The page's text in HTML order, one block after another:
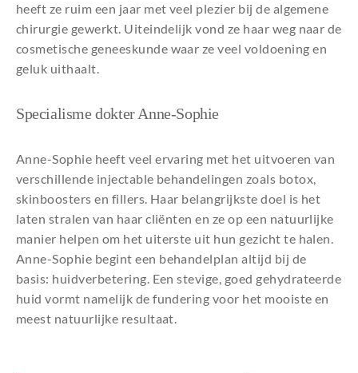
heeft ze ruim een jaar met veel plezier bij de algemene
chirurgie gewerkt. Uiteindelijk vond ze haar weg naar de
cosmetische geneeskunde waar ze veel voldoening en
geluk uithaalt.
Specialisme dokter Anne-Sophie
Anne-Sophie heeft veel ervaring met het uitvoeren van
verschillende injectable behandelingen zoals botox,
skinboosters en fillers. Haar belangrijkste doel is het
laten stralen van haar cliënten en ze op een natuurlijke
manier helpen om het uiterste uit hun gezicht te halen.
Anne-Sophie begint een behandelplan altijd bij de
basis: huidverbetering. Een stevige, goed gehydrateerde
huid vormt namelijk de fundering voor het mooiste en
meest natuurlijke resultaat.